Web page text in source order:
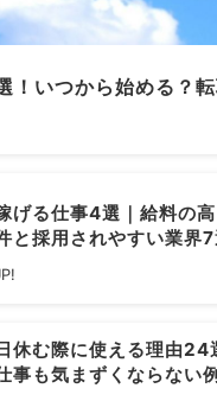
！いつから始める？
げる仕事4選｜給料の
と採用されやすい業界
休む際に使える理由24
事も気まずくならない